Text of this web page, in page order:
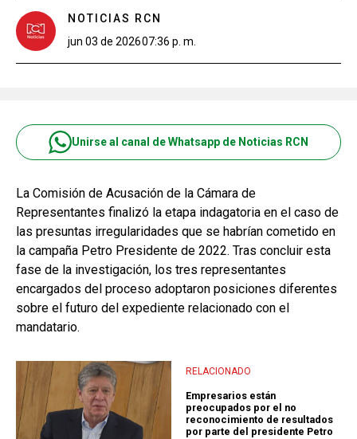
NOTICIAS RCN
jun 03 de 202607:36 p. m.
Unirse al canal de Whatsapp de Noticias RCN
La Comisión de Acusación de la Cámara de
Representantes finalizó la etapa indagatoria en el caso de
las presuntas irregularidades que se habrían cometido en
la campaña Petro Presidente de 2022. Tras concluir esta
fase de la investigación, los tres representantes
encargados del proceso adoptaron posiciones diferentes
sobre el futuro del expediente relacionado con el
mandatario.
RELACIONADO
Empresarios están
preocupados por el no
reconocimiento de resultados
por parte del presidente Petro